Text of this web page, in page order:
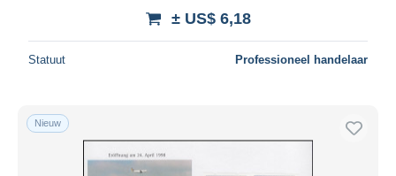
± US$ 6,18
Statuut Professioneel handelaar
Nieuw